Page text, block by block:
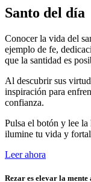
Santo del día
Conocer la vida del
ejemplo de fe,
que la santidad es
Al descubrir sus
inspiración para
confianza.
Pulsa el botón y lee
ilumine tu vida y
Leer ahora
Rezar es elevar la mente